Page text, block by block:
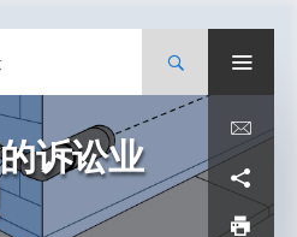
诉讼业